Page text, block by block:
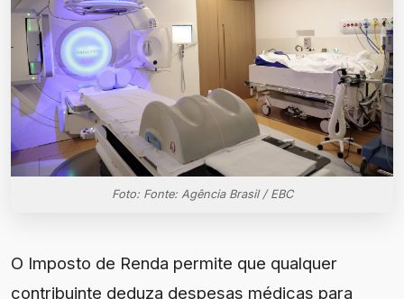
Foto: Fonte: Agência Brasil / EBC
O Imposto de Renda permite que qualquer
contribuinte deduza despesas médicas para